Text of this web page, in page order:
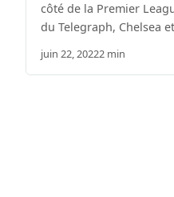
côté de la Premier
du Telegraph, Chelsea
juin 22, 20222 min